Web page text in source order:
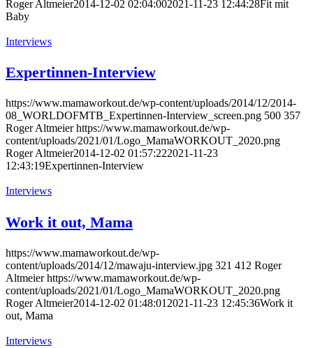
Roger Altmeier2014-12-02 02:04:002021-11-23 12:44:28Fit mit
Baby
Interviews
Expertinnen-Interview
https://www.mamaworkout.de/wp-content/uploads/2014/12/2014-
08_WORLDOFMTB_Expertinnen-Interview_screen.png 500 357
Roger Altmeier https://www.mamaworkout.de/wp-
content/uploads/2021/01/Logo_MamaWORKOUT_2020.png
Roger Altmeier2014-12-02 01:57:222021-11-23
12:43:19Expertinnen-Interview
Interviews
Work it out, Mama
https://www.mamaworkout.de/wp-
content/uploads/2014/12/mawaju-interview.jpg 321 412 Roger
Altmeier https://www.mamaworkout.de/wp-
content/uploads/2021/01/Logo_MamaWORKOUT_2020.png
Roger Altmeier2014-12-02 01:48:01 2021-11-23 12:45:36Work it
out, Mama
Interviews